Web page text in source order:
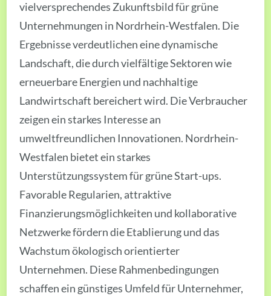
vielversprechendes Zukunftsbild für grüne
Unternehmungen in Nordrhein-Westfalen. Die
Ergebnisse verdeutlichen eine dynamische
Landschaft, die durch vielfältige Sektoren wie
erneuerbare Energien und nachhaltige
Landwirtschaft bereichert wird. Die Verbraucher
zeigen ein starkes Interesse an
umweltfreundlichen Innovationen. Nordrhein-
Westfalen bietet ein starkes
Unterstützungssystem für grüne Start-ups.
Favorable Regularien, attraktive
Finanzierungsmöglichkeiten und kollaborative
Netzwerke fördern die Etablierung und das
Wachstum ökologisch orientierter
Unternehmen. Diese Rahmenbedingungen
schaffen ein günstiges Umfeld für Unternehmer,